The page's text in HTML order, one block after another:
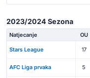
2023/2024 Sezona
Natjecanje OU
Stars League 17
AFC Liga prvaka 5